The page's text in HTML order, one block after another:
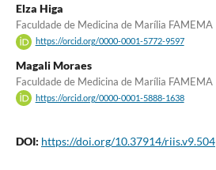
Elza Higa
Faculdade de Medicina de Marília FAMEMA
https://orcid.org/0000-0001-5772-9597
Magali Moraes
Faculdade de Medicina de Marília FAMEMA
https://orcid.org/0000-0001-5888-1638
DOI: https://doi.org/10.37914/riis.v9.504